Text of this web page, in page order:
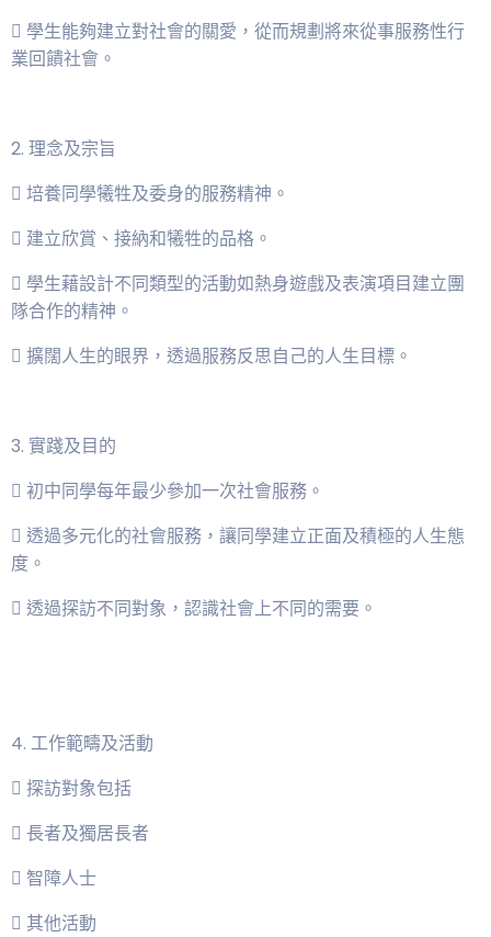
 學生能夠建立對社會的關愛，從而規劃將來從事服務性行
業回饋社會。
2. 理念及宗旨
 培養同學犧牲及委身的服務精神。
 建立欣賞、接納和犧牲的品格。
 學生藉設計不同類型的活動如熱身遊戲及表演項目建立團
隊合作的精神。
 擴闊人生的眼界，透過服務反思自己的人生目標。
3. 實踐及目的
 初中同學每年最少參加一次社會服務。
 透過多元化的社會服務，讓同學建立正面及積極的人生態
度。
 透過探訪不同對象，認識社會上不同的需要。
4. 工作範疇及活動
 探訪對象包括
 長者及獨居長者
 智障人士
 其他活動